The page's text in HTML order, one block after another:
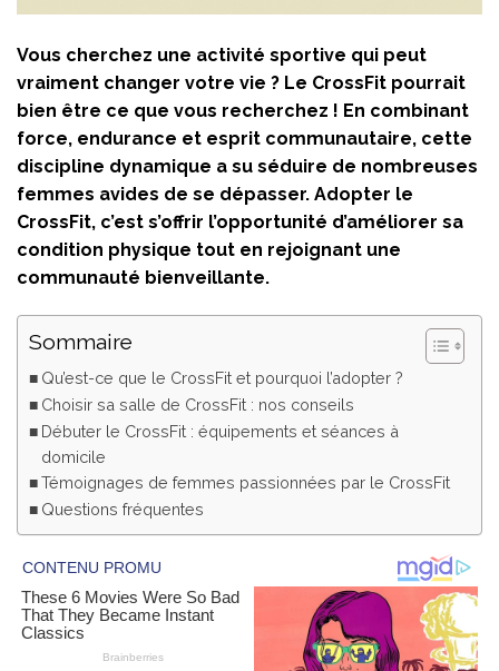
Vous cherchez une activité sportive qui peut
vraiment changer votre vie ? Le CrossFit pourrait
bien être ce que vous recherchez ! En combinant
force, endurance et esprit communautaire, cette
discipline dynamique a su séduire de nombreuses
femmes avides de se dépasser. Adopter le
CrossFit, c’est s’offrir l’opportunité d’améliorer sa
condition physique tout en rejoignant une
communauté bienveillante.
Sommaire
Qu’est-ce que le CrossFit et pourquoi l’adopter ?
Choisir sa salle de CrossFit : nos conseils
Débuter le CrossFit : équipements et séances à
domicile
Témoignages de femmes passionnées par le CrossFit
Questions fréquentes